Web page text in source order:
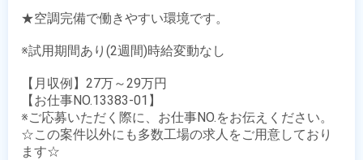
★空調完備で働きやすい環境です。
※試用期間あり(2週間)時給変動なし
【月収例】27万～29万円
【お仕事NO.13383-01】
※ご応募いただく際に、お仕事NO.をお伝えください。
☆この案件以外にも多数工場の求人をご用意しており
ます☆